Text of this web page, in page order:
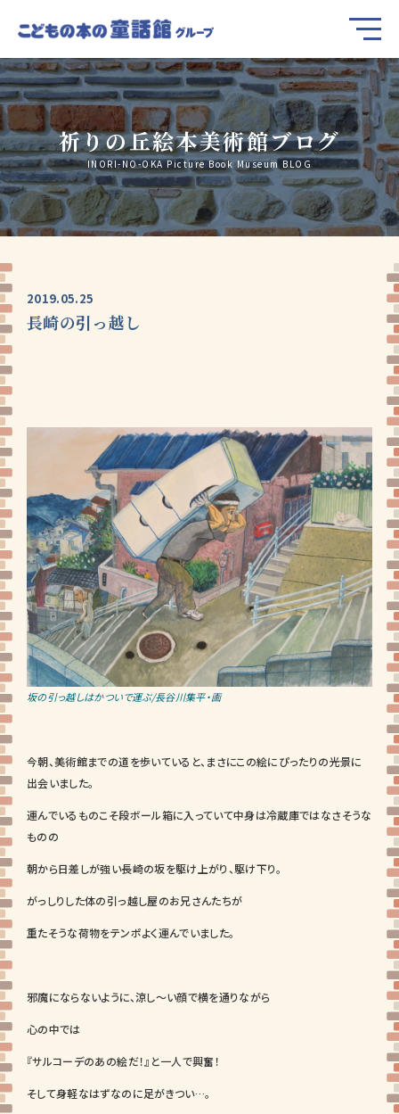
祈りの丘絵本美術館ブログ
INORI-NO-OKA Picture Book Museum BLOG
2019.05.25
長崎の引っ越し
坂の引っ越しはかついで運ぶ/長谷川集平・画
今朝、美術館までの道を歩いていると、まさにこの絵にぴったりの光景に
出会いました。
運んでいるものこそ段ボール箱に入っていて中身は冷蔵庫ではなさそうな
ものの
朝から日差しが強い長崎の坂を駆け上がり、駆け下り。
がっしりした体の引っ越し屋のお兄さんたちが
重たそうな荷物をテンポよく運んでいました。
邪魔にならないように、涼し～い顔で横を通りながら
心の中では
『サルコーデのあの絵だ！』と一人で興奮！
そして身軽なはずなのに足がきつい…。